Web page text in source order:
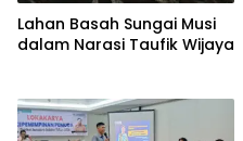
Lahan Basah Sungai Musi
dalam Narasi Taufik Wijaya